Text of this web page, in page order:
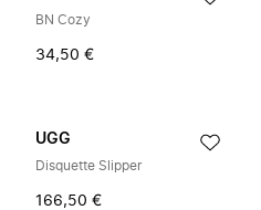
BN Cozy
34,50 €
UGG
Disquette Slipper
166,50 €